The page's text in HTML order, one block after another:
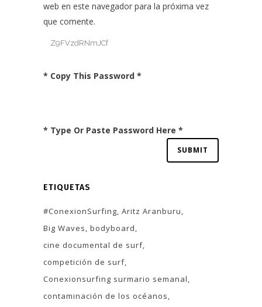
web en este navegador para la próxima vez
que comente.
* Copy This Password *
* Type Or Paste Password Here *
ETIQUETAS
#ConexionSurfing Aritz Aranburu
Big Waves bodyboard
cine documental de surf
competición de surf
Conexionsurfing surmario semanal
contaminación de los océanos